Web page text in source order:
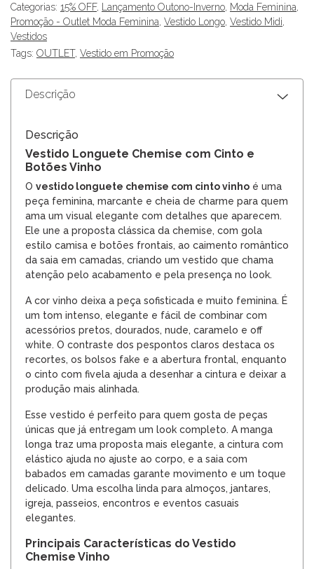
Categorias: 15% OFF, Lançamento Outono-Inverno, Moda Feminina,
Promoção - Outlet Moda Feminina, Vestido Longo, Vestido Midi,
Vestidos
Tags: OUTLET, Vestido em Promoção
Descrição
Descrição
Vestido Longuete Chemise com Cinto e
Botões Vinho
O vestido longuete chemise com cinto vinho é uma
peça feminina, marcante e cheia de charme para quem
ama um visual elegante com detalhes que aparecem.
Ele une a proposta clássica da chemise, com gola
estilo camisa e botões frontais, ao caimento romântico
da saia em camadas, criando um vestido que chama
atenção pelo acabamento e pela presença no look.
A cor vinho deixa a peça sofisticada e muito feminina. É
um tom intenso, elegante e fácil de combinar com
acessórios pretos, dourados, nude, caramelo e off
white. O contraste dos pespontos claros destaca os
recortes, os bolsos fake e a abertura frontal, enquanto
o cinto com fivela ajuda a desenhar a cintura e deixar a
produção mais alinhada.
Esse vestido é perfeito para quem gosta de peças
únicas que já entregam um look completo. A manga
longa traz uma proposta mais elegante, a cintura com
elástico ajuda no ajuste ao corpo, e a saia com
babados em camadas garante movimento e um toque
delicado. Uma escolha linda para almoços, jantares,
igreja, passeios, encontros e eventos casuais
elegantes.
Principais Características do Vestido
Chemise Vinho